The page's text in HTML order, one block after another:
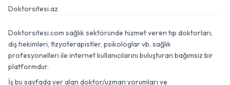
Doktorsitesi.az
Doktorsitesi.com sağlık sektöründe hizmet veren tıp doktorları,
diş hekimleri, fizyoterapistler, psikologlar vb. sağlık
profesyonelleri ile internet kullanıcılarını buluşturan bağımsız bir
platformdur.
İş bu sayfada yer alan doktor/uzman yorumları ve